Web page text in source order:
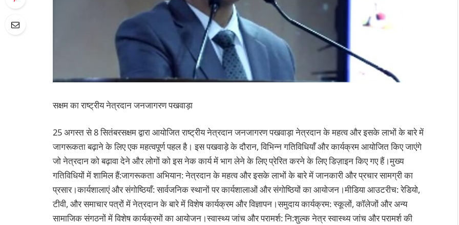
सक्षम का राष्ट्रीय नेत्रदान जनजागरण पखवाड़ा
25 अगस्त से 8 सितंबरसक्षम द्वारा आयोजित राष्ट्रीय नेत्रदान जनजागरण पखवाड़ा नेत्रदान के महत्व और इसके लाभों के बारे में
जागरूकता बढ़ाने के लिए एक महत्वपूर्ण पहल है। इस पखवाड़े के दौरान, विभिन्न गतिविधियाँ और कार्यक्रम आयोजित किए जाएंगे
जो नेत्रदान को बढ़ावा देने और लोगों को इस नेक कार्य में भाग लेने के लिए प्रेरित करने के लिए डिज़ाइन किए गए हैं।मुख्य
गतिविधियों में शामिल हैं:जागरूकता अभियान: नेत्रदान के महत्व और इसके लाभों के बारे में जानकारी और प्रचार सामग्री का
प्रसार।कार्यशालाएं और संगोष्ठियाँ: सार्वजनिक स्थानों पर कार्यशालाओं और संगोष्ठियों का आयोजन।मीडिया आउटरीच: रेडियो,
टीवी, और समाचार पत्रों में नेत्रदान के बारे में विशेष कार्यक्रम और विज्ञापन।समुदाय कार्यक्रम: स्कूलों, कॉलेजों और अन्य
सामाजिक संगठनों में विशेष कार्यक्रमों का आयोजन।स्वास्थ्य जांच और परामर्श: नि:शुल्क नेत्र स्वास्थ्य जांच और परामर्श की